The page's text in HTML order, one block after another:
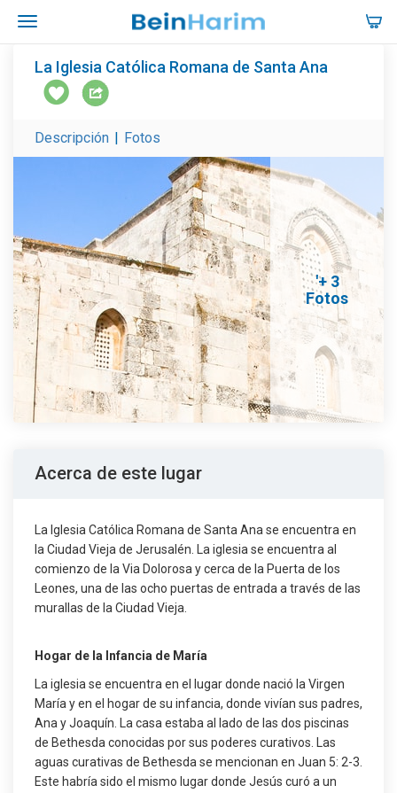
La Iglesia Católica Romana de Santa Ana
Descripción | Fotos
'+ 3
Fotos
Acerca de este lugar
La Iglesia Católica Romana de Santa Ana se encuentra en
la Ciudad Vieja de Jerusalén. La iglesia se encuentra al
comienzo de la Via Dolorosa y cerca de la Puerta de los
Leones, una de las ocho puertas de entrada a través de las
murallas de la Ciudad Vieja.
Hogar de la Infancia de María
La iglesia se encuentra en el lugar donde nació la Virgen
María y en el hogar de su infancia, donde vivían sus padres,
Ana y Joaquín. La casa estaba al lado de las dos piscinas
de Bethesda conocidas por sus poderes curativos. Las
aguas curativas de Bethesda se mencionan en Juan 5: 2-3.
Este habría sido el mismo lugar donde Jesús curó a un